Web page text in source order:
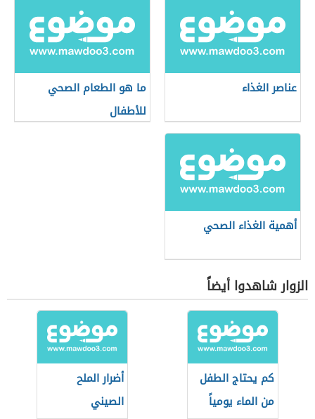
عناصر الغذاء
ما هو الطعام الصحي
للأطفال
أهمية الغذاء الصحي
الزوار شاهدوا أيضاً
كم يحتاج الطفل
من الماء يومياً
أضرار الملح
الصيني